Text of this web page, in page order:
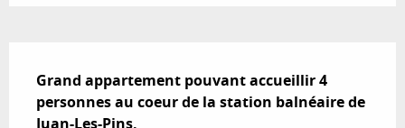
Grand appartement pouvant accueillir 4
personnes au coeur de la station balnéaire de
Juan-Les-Pins.